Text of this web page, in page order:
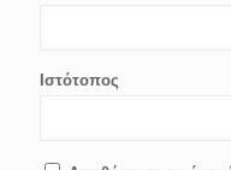
Ιστότοπος